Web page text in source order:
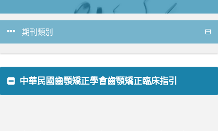
期刊類別
中華民國齒顎矯正學會齒顎矯正臨床指引